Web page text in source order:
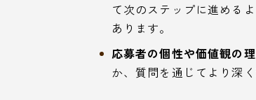
て次のステップに進める
あります。
応募者の個性や価値観の
か、質問を通じてより深